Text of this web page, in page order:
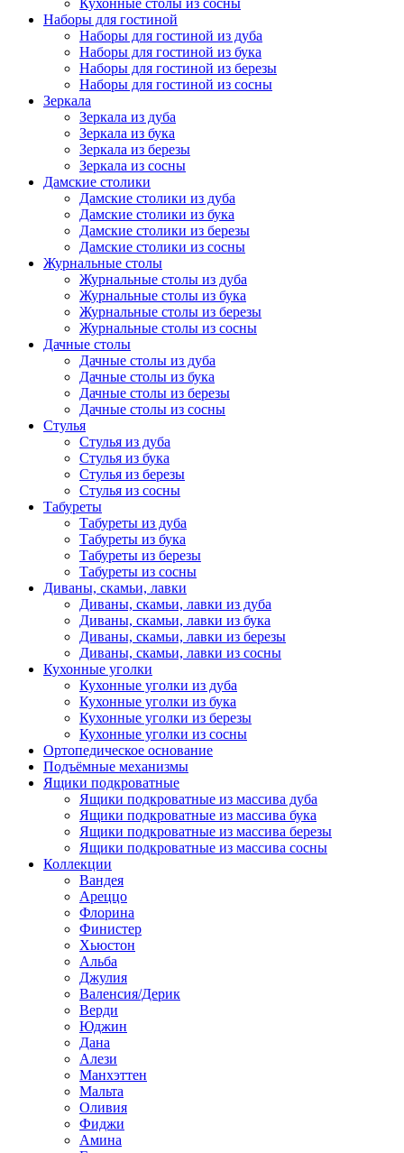
Кухонные столы из сосны
Наборы для гостиной
Наборы для гостиной из дуба
Наборы для гостиной из бука
Наборы для гостиной из березы
Наборы для гостиной из сосны
Зеркала
Зеркала из дуба
Зеркала из бука
Зеркала из березы
Зеркала из сосны
Дамские столики
Дамские столики из дуба
Дамские столики из бука
Дамские столики из березы
Дамские столики из сосны
Журнальные столы
Журнальные столы из дуба
Журнальные столы из бука
Журнальные столы из березы
Журнальные столы из сосны
Дачные столы
Дачные столы из дуба
Дачные столы из бука
Дачные столы из березы
Дачные столы из сосны
Стулья
Стулья из дуба
Стулья из бука
Стулья из березы
Стулья из сосны
Табуреты
Табуреты из дуба
Табуреты из бука
Табуреты из березы
Табуреты из сосны
Диваны, скамьи, лавки
Диваны, скамьи, лавки из дуба
Диваны, скамьи, лавки из бука
Диваны, скамьи, лавки из березы
Диваны, скамьи, лавки из сосны
Кухонные уголки
Кухонные уголки из дуба
Кухонные уголки из бука
Кухонные уголки из березы
Кухонные уголки из сосны
Ортопедическое основание
Подъёмные механизмы
Ящики подкроватные
Ящики подкроватные из массива дуба
Ящики подкроватные из массива бука
Ящики подкроватные из массива березы
Ящики подкроватные из массива сосны
Коллекции
Вандея
Ареццо
Флорина
Финистер
Хьюстон
Альба
Джулия
Валенсия/Дерик
Верди
Юджин
Дана
Алези
Манхэттен
Мальта
Оливия
Фиджи
Амина